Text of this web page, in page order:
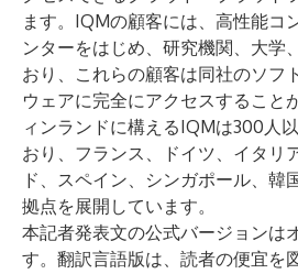
ます。IQMの顧客には、高性能コ
ンターをはじめ、研究機関、大学
おり、これらの顧客は同社のソフ
ウェアに完全にアクセスすること
ィンランドに構えるIQMは300人
おり、フランス、ドイツ、イタリ
ド、スペイン、シンガポール、韓
拠点を展開しています。
本記者発表文の公式バージョンは
す。翻訳言語版は、読者の便宜を